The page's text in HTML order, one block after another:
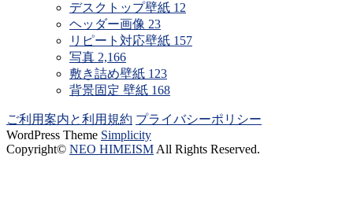
デスクトップ壁紙 12
ヘッダー画像 23
リピート対応壁紙 157
写真 2,166
敷き詰め壁紙 123
背景固定 壁紙 168
ご利用案内と利用規約 プライバシーポリシー
WordPress Theme Simplicity
Copyright© NEO HIMEISM All Rights Reserved.